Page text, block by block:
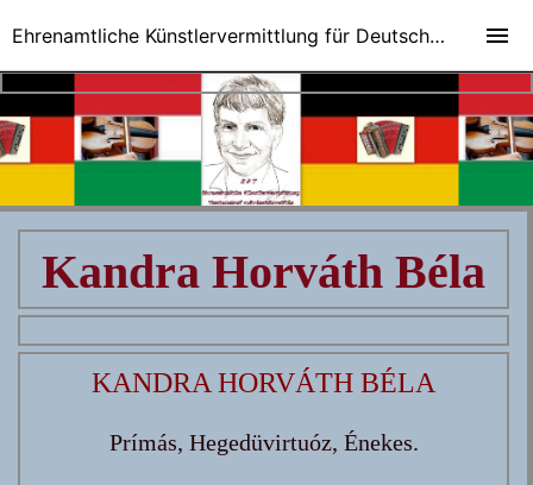
Kandra Horváth Béla
KANDRA HORVÁTH BÉLA
Prímás, Hegedüvirtuóz, Énekes.
Ehrenamtliche Künstlervermittlung für Deutsch-Ungarische Veranstaltungen